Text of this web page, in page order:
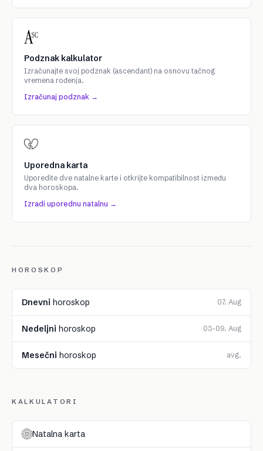
Podznak kalkulator
Izračunajte svoj podznak (ascendant) na osnovu tačnog
vremena rođenja.
Izračunaj podznak →
Uporedna karta
Uporedite dve natalne karte i otkrijte kompatibilnost između
dva horoskopa.
Izradi uporednu natalnu →
HOROSKOP
Dnevni horoskop 07. Aug
Nedeljni horoskop 03–09. Aug
Mesečni horoskop avg.
KALKULATORI
Natalna karta